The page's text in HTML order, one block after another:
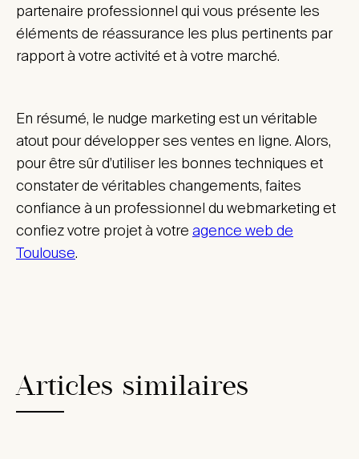
partenaire professionnel qui vous présente les
éléments de réassurance les plus pertinents par
rapport à votre activité et à votre marché.
En résumé, le nudge marketing est un véritable
atout pour développer ses ventes en ligne. Alors,
pour être sûr d’utiliser les bonnes techniques et
constater de véritables changements, faites
confiance à un professionnel du webmarketing et
confiez votre projet à votre agence web de
Toulouse.
Articles similaires